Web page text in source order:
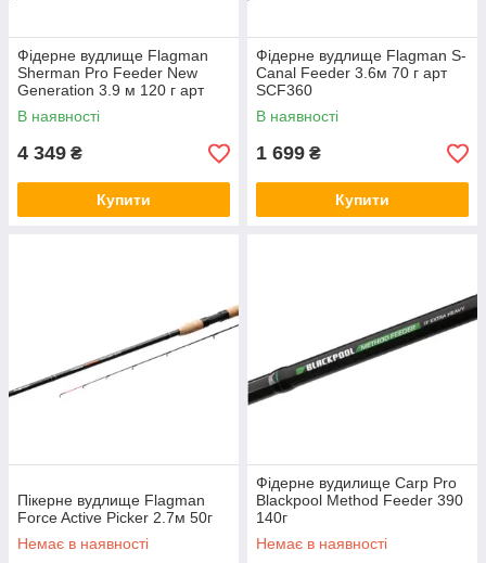
Фідерне вудлище Flagman
Sherman Pro Feeder New
Generation 3.9 м 120 г арт
SHPHNG390
В наявності
4 349 ₴
Купити
Фідерне вудлище Flagman S-
Canal Feeder 3.6м 70 г арт
SCF360
В наявності
1 699 ₴
Купити
Пікерне вудлище Flagman
Force Active Picker 2.7м 50г
Немає в наявності
Фідерне вудилище Carp Pro
Blackpool Method Feeder 390
140г
Немає в наявності